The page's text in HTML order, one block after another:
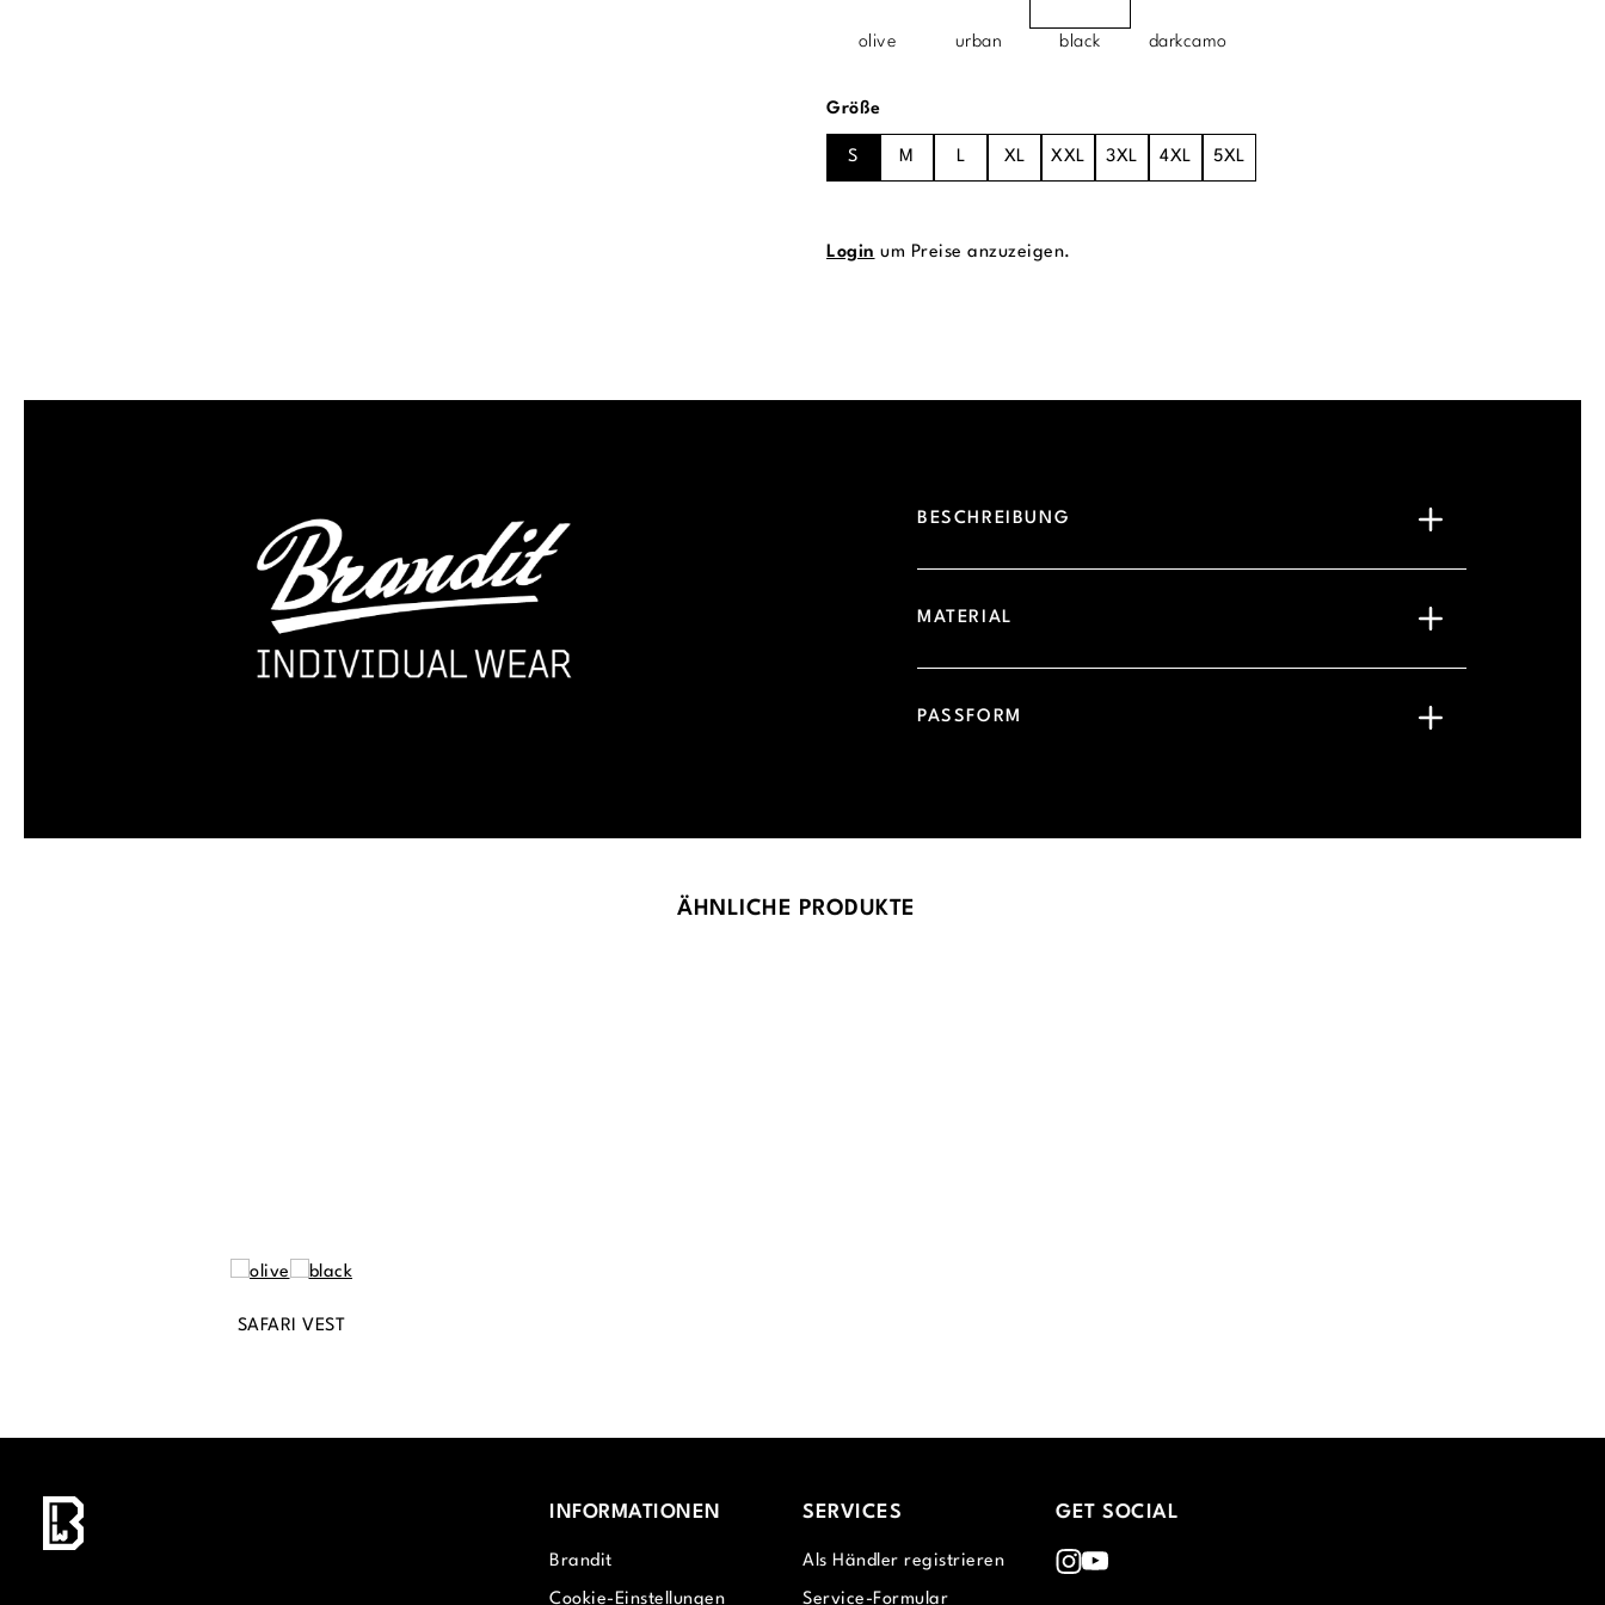
olive urban black darkcamo
Größeauswählen
S M L XL XXL 3XL 4XL 5XL
Login um Preise anzuzeigen.
BESCHREIBUNG
MATERIAL
PASSFORM
ÄHNLICHE PRODUKTE
SAFARI VEST
INFORMATIONEN
Brandit
Cookie-Einstellungen
SERVICES
Als Händler registrieren
Service-Formular
GET SOCIAL
Instagram
Youtube